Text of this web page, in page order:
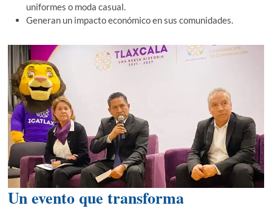
uniformes o moda casual.
Generan un impacto económico en sus comunidades.
Un evento que transforma